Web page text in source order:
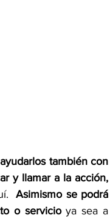
también con
y llamar a la acción,
Asimismo se podrá
o servicio ya sea a